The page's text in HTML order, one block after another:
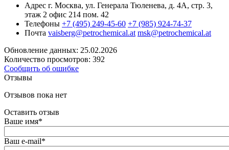
Адрес г. Москва, ул. Генерала Тюленева, д. 4А, стр. 3,
этаж 2 офис 214 пом. 42
Телефоны +7 (495) 249-45-60 +7 (985) 924-74-37
Почта vaisberg@petrochemical.at msk@petrochemical.at
Обновление данных: 25.02.2026
Количество просмотров: 392
Сообщить об ошибке
Отзывы
Отзывов пока нет
Оставить отзыв
Ваше имя*
Ваш e-mail*